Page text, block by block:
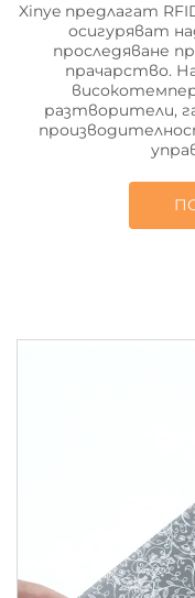
Xinye предлагат
осигуряват
проследяване
прачарство.
разтворители,